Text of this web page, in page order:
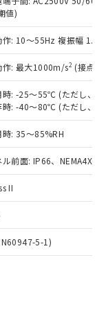
値)
作: 10～55Hz 複振幅
作: 最大1000m/s2 (接点
時: -25～55℃ (ただし、氷
時: -40～80℃ (ただし、氷
時: 35～85%RH
ル前面: IP66、NEMA4X,
II
5-1)
格はお客
担当のオ
販売員に
社販売拠
をご確認
または開
作成サー
、I-Web
る必要が
当社にご
て、当社
当社の製
ルヘキシ
ル酸ブチ
ブチル
器に対する
値を超える意
、予定
ニルエーテ
ルベンジ
1000ppm
べてが基
て有害物
な影響を
合は、完
出されな
ミサイ
はその他
等に一切
販売する
内容を当
当社は、
係者が違
庫あり
況につ
先、ま
ン制御
にご確
状況の
種